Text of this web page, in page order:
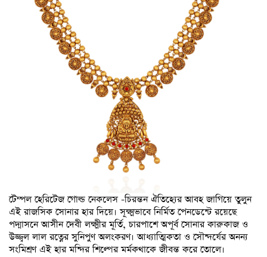
টেম্পল হেরিটেজ গোল্ড নেকলেস -চিরন্তন ঐতিহ্যের আবহ জাগিয়ে তুলুন
এই রাজসিক সোনার হার দিয়ে। সূক্ষ্মভাবে নির্মিত পেনডেন্টে রয়েছে
পদ্মাসনে আসীন দেবী লক্ষ্মীর মূর্তি, চারপাশে অপূর্ব সোনার কারুকাজ ও
উজ্জ্বল লাল রত্নের সুনিপুণ অলংকরণ। আধ্যাত্মিকতা ও সৌন্দর্যের অনন্য
সংমিশ্রণ এই হার মন্দির শিল্পের মর্মকথাকে জীবন্ত করে তোলে।